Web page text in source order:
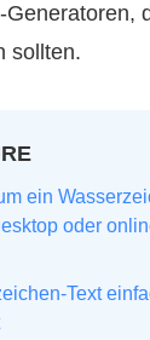
sollten.
ein
oder